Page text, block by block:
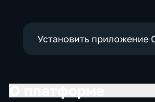
Установить приложение